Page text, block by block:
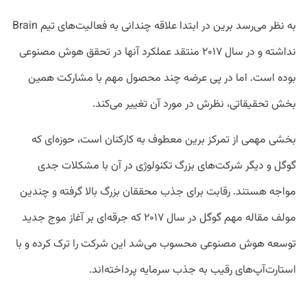
به نظر می‌رسد برین در ابتدا علاقه چندانی به فعالیت‌های تیم Brain
نداشته و در سال ۲۰۱۷ منتقد عملکرد آنها در تحقق هوش مصنوعی
بوده است. اما در پی عرضه چند محصول مهم با مشارکت همین
بخش تحقیقاتی، نظرش در مورد آن تغییر می‌کند.
بخشی مهمی از تمرکز برین معطوف به کارکنان است، حوزه‌ای که
گوگل و دیگر شرکت‌های بزرگ تکنولوژی در آن با مشکلات جدی
مواجه هستند. رقابت برای جذب محققان بزرگ بالا گرفته و چندین
مولف مقاله مهم گوگل در سال ۲۰۱۷ که جرقه‌ای بر آغاز موج جدید
توسعه هوش مصنوعی محسوب می‌شد این شرکت را ترک کرده و با
استارت‌آپ‌های رقیب به جذب سرمایه پرداخته‌اند.